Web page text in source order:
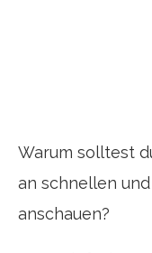
Warum solltest
an schnellen
anschauen?